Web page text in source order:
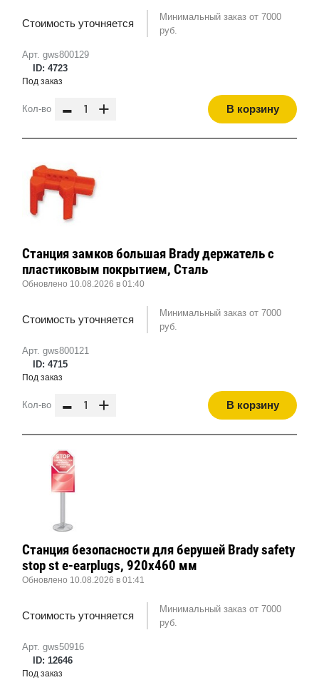
Арт. gws800129
ID: 4723
Стоимость уточняется
Минимальный заказ от 7000
руб.
Под заказ
Кол-во - + В корзину
Арт. gws800121
ID: 4715
Станция замков большая Brady держатель с
пластиковым покрытием, Сталь
Обновлено 10.08.2026 в 01:40
Стоимость уточняется
Минимальный заказ от 7000
руб.
Под заказ
Кол-во - + В корзину
Арт. gws50916
ID: 12646
Станция безопасности для берушей Brady safety
stop st e-earplugs, 920x460 мм
Обновлено 10.08.2026 в 01:41
Стоимость уточняется
Минимальный заказ от 7000
руб.
Под заказ